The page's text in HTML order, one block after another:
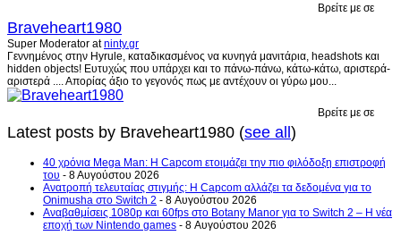
Βρείτε με σε
Braveheart1980
Super Moderator atninty.gr
Γεννημένος στην Hyrule, καταδικασμένος να κυνηγά μανιτάρια, headshots και
hidden objects! Ευτυχώς που υπάρχει και το πάνω-πάνω, κάτω-κάτω, αριστερά-
αριστερά .... Απορίας άξιο το γεγονός πως με αντέχουν οι γύρω μου...
Βρείτε με σε
Latest posts by Braveheart1980 (see all)
40 χρόνια Mega Man: Η Capcom ετοιμάζει την πιο φιλόδοξη επιστροφή
του - 8 Αυγούστου 2026
Ανατροπή τελευταίας στιγμής: Η Capcom αλλάζει τα δεδομένα για το
Onimusha στο Switch 2 - 8 Αυγούστου 2026
Αναβαθμίσεις 1080p και 60fps στο Botany Manor για το Switch 2 – Η νέα
εποχή των Nintendo games - 8 Αυγούστου 2026